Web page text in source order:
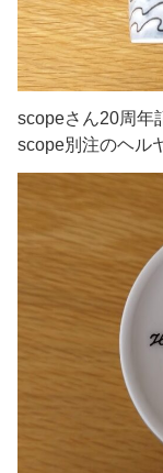
scopeさん20周年
scope別注のヘル